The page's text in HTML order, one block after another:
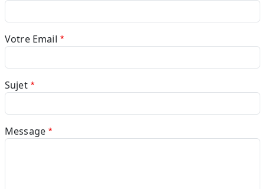
Votre Email
Sujet
Message